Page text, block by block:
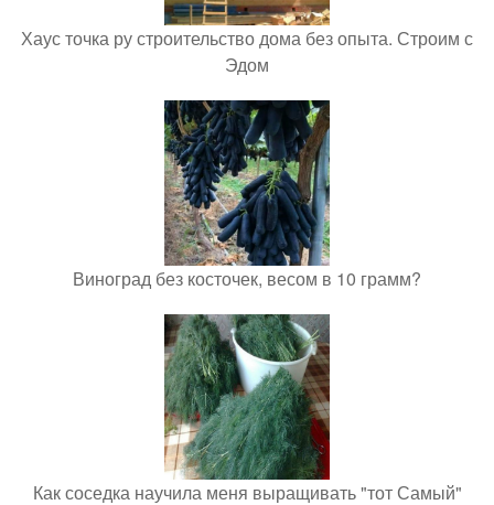
Хаус точка ру строительство дома без опыта. Строим с
Эдом
Виноград без косточек, весом в 10 грамм?
Как соседка научила меня выращивать "тот Самый"